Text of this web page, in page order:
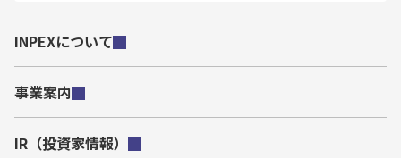
INPEXについて
事業案内
IR（投資家情報）